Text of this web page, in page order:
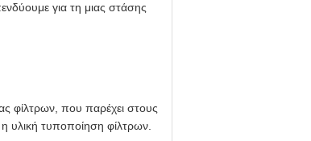
για τη μιας στάσης
φίλτρων, που παρέχει στους
υλική τυποποίηση φίλτρων.